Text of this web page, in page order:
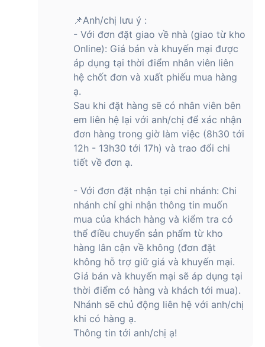
📌Anh/chị lưu ý :
- Với đơn đặt giao về nhà (giao từ kho
Online): Giá bán và khuyến mại được
áp dụng tại thời điểm nhân viên liên
hệ chốt đơn và xuất phiếu mua hàng
ạ.
Sau khi đặt hàng sẽ có nhân viên bên
em liên hệ lại với anh/chị để xác nhận
đơn hàng trong giờ làm việc (8h30 tới
12h - 13h30 tới 17h) và trao đổi chi
tiết về đơn ạ.
- Với đơn đặt nhận tại chi nhánh: Chi
nhánh chỉ ghi nhận thông tin muốn
mua của khách hàng và kiểm tra có
thể điều chuyển sản phẩm từ kho
hàng lân cận về không (đơn đặt
không hỗ trợ giữ giá và khuyến mại.
Giá bán và khuyến mại sẽ áp dụng tại
thời điểm có hàng và khách tới mua).
Nhánh sẽ chủ động liên hệ với anh/chị
khi có hàng ạ.
Thông tin tới anh/chị ạ!